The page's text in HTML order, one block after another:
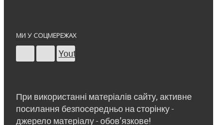
МИ У СОЦМЕРЕЖАХ
Youtube
При використанні матеріалів сайту, активне
посилання безпосередньо на сторінку -
джерело матеріалу - обов’язкове!